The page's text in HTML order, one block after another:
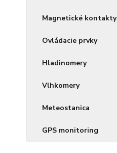
Magnetické kontakty
Ovládacie prvky
Hladinomery
Vlhkomery
Meteostanica
GPS monitoring